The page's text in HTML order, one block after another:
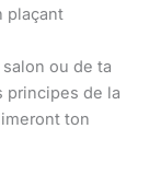
plaçant
ou de ta
principes de la
ton